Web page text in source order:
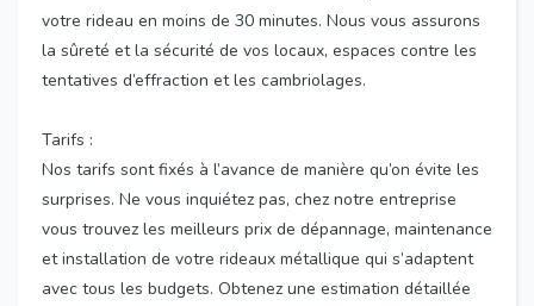
votre rideau en moins de 30 minutes. Nous vous assurons
la sûreté et la sécurité de vos locaux, espaces contre les
tentatives d’effraction et les cambriolages.
Tarifs :
Nos tarifs sont fixés à l’avance de manière qu’on évite les
surprises. Ne vous inquiétez pas, chez notre entreprise
vous trouvez les meilleurs prix de dépannage, maintenance
et installation de votre rideaux métallique qui s’adaptent
avec tous les budgets. Obtenez une estimation détaillée